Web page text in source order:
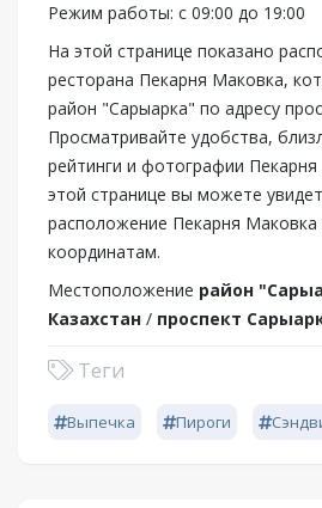
Режим работы: с 09:00 до 19:00
На этой странице показано
ресторана Пекарня Маковка,
район "Сарыарка" по адресу
Просматривайте удобства,
рейтинги и фотографии
этой странице вы можете
расположение Пекарня Маковка
координатам.
Местоположение район
Казахстан / проспект
Теги
Выпечка Пироги